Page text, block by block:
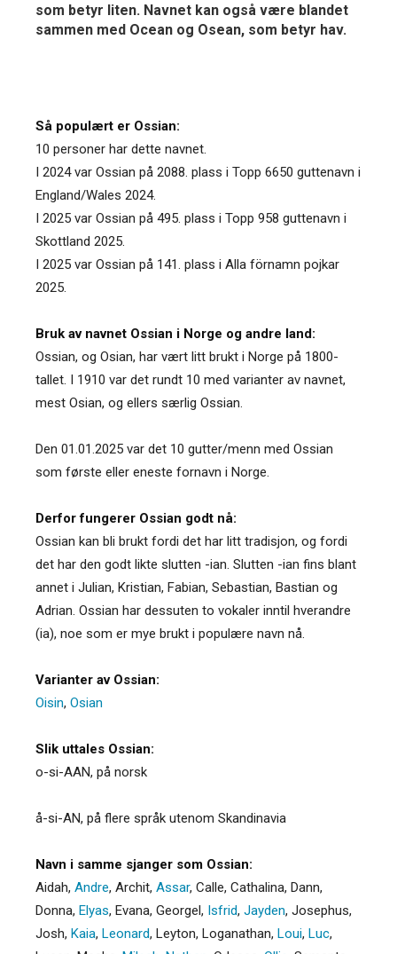
som betyr liten. Navnet kan også være blandet
sammen med Ocean og Osean, som betyr hav.
Så populært er Ossian:
10 personer har dette navnet.
I 2024 var Ossian på 2088. plass i Topp 6650 guttenavn i
England/Wales 2024.
I 2025 var Ossian på 495. plass i Topp 958 guttenavn i
Skottland 2025.
I 2025 var Ossian på 141. plass i Alla förnamn pojkar
2025.
Bruk av navnet Ossian i Norge og andre land:
Ossian, og Osian, har vært litt brukt i Norge på 1800-
tallet. I 1910 var det rundt 10 med varianter av navnet,
mest Osian, og ellers særlig Ossian.
Den 01.01.2025 var det 10 gutter/menn med Ossian
som første eller eneste fornavn i Norge.
Derfor fungerer Ossian godt nå:
Ossian kan bli brukt fordi det har litt tradisjon, og fordi
det har den godt likte slutten -ian. Slutten -ian fins blant
annet i Julian, Kristian, Fabian, Sebastian, Bastian og
Adrian. Ossian har dessuten to vokaler inntil hverandre
(ia), noe som er mye brukt i populære navn nå.
Varianter av Ossian:
Oisin, Osian
Slik uttales Ossian:
o-si-AAN, på norsk
å-si-AN, på flere språk utenom Skandinavia
Navn i samme sjanger som Ossian:
Aidah, Andre, Archit, Assar, Calle, Cathalina, Dann,
Donna, Elyas, Evana, Georgel, Isfrid, Jayden, Josephus,
Josh, Kaia, Leonard, Leyton, Loganathan, Loui, Luc,